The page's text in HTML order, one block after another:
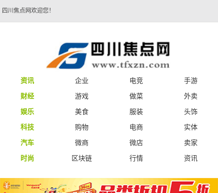
四川焦点网欢迎您！
资讯 企业 电竞
手游
财经
游戏 做菜
外卖
娱乐
美食 服装
头饰
科技
购物 电商
实体
汽车
微商 微店
卖家
时尚
区块链 行情 资讯